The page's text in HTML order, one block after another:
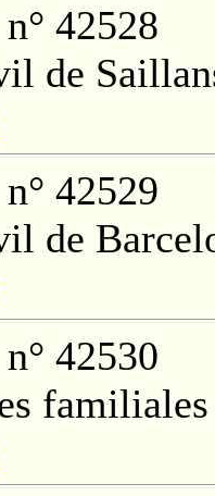
42528
de
42529
de
42530
familiales